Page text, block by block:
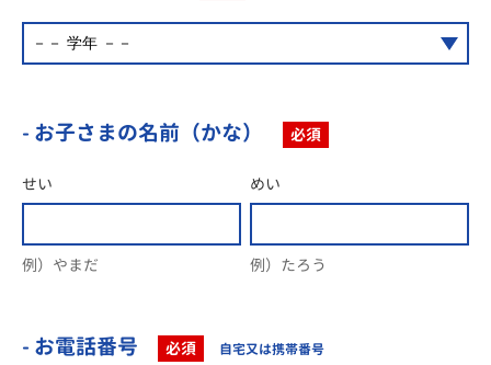
- お子さまの名前（かな） 必須
せい
例）やまだ
めい
例）たろう
- お電話番号 必須 自宅又は携帯番号